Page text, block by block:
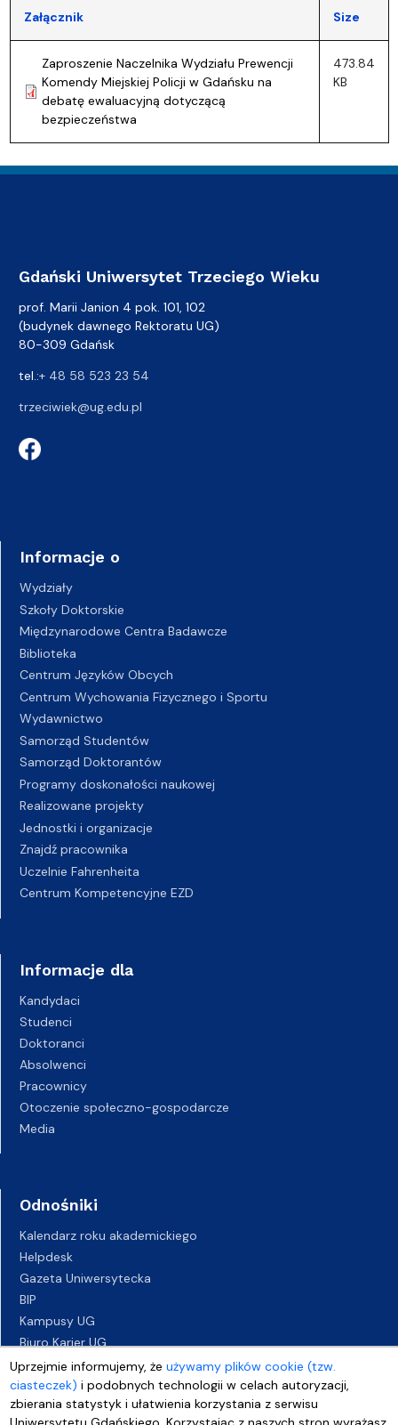
Uprzejmie informujemy, żeużywamy plików cookie (tzw.
ciasteczek) i podobnych technologii w celach autoryzacji,
zbierania statystyk i ułatwienia korzystania z serwisu
Załącznik Size
Zaproszenie Naczelnika Wydziału Prewencji
Komendy Miejskiej Policji w Gdańsku na
debatę ewaluacyjną dotyczącą
bezpieczeństwa
473.84
KB
Gdański Uniwersytet Trzeciego Wieku
prof. Marii Janion 4 pok. 101, 102
(budynek dawnego Rektoratu UG)
80-309 Gdańsk
tel.:+ 48 58 523 23 54
trzeciwiek@ug.edu.pl
Informacje o
Wydziały
Szkoły Doktorskie
Międzynarodowe Centra Badawcze
Biblioteka
Centrum Języków Obcych
Centrum Wychowania Fizycznego i Sportu
Wydawnictwo
Samorząd Studentów
Samorząd Doktorantów
Programy doskonałości naukowej
Realizowane projekty
Jednostki i organizacje
Znajdź pracownika
Uczelnie Fahrenheita
Centrum Kompetencyjne EZD
Informacje dla
Kandydaci
Studenci
Doktoranci
Absolwenci
Pracownicy
Otoczenie społeczno-gospodarcze
Media
Odnośniki
Kalendarz roku akademickiego
Helpdesk
Gazeta Uniwersytecka
BIP
Kampusy UG
Biuro Karier UG
Oferty pracy
Deklaracja dostępności